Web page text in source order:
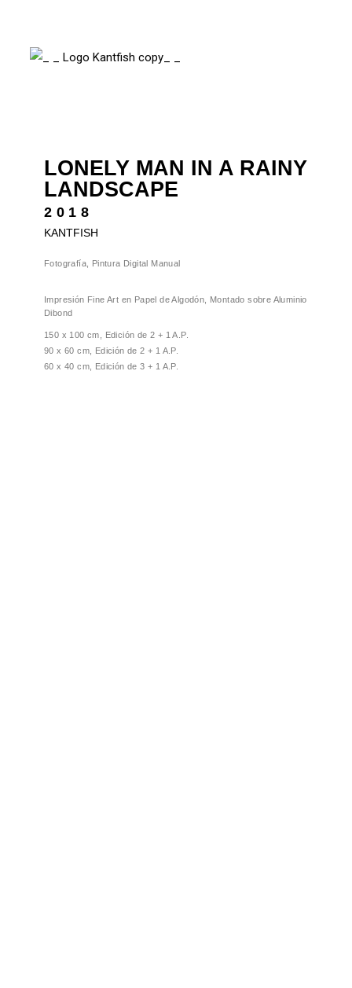
LONELY MAN IN A RAINY
LANDSCAPE
2018
KANTFISH
Fotografía, Pintura Digital Manual
Impresión Fine Art en Papel de Algodón, Montado sobre Aluminio
Dibond
150 x 100 cm, Edición de 2 + 1 A.P.
90 x 60 cm, Edición de 2 + 1 A.P.
60 x 40 cm, Edición de 3 + 1 A.P.